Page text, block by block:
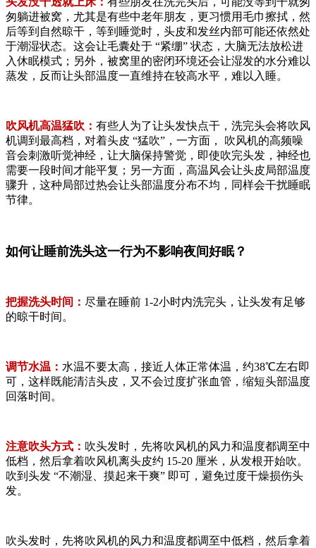
匆躺进被窝，尤其是有些中老年朋友，更习惯用毛巾擦拭，然
后等到自然晾干，等到睡觉时，头皮和发丝内部可能还依然处
于潮湿状态。这会让毛囊处于 “紧绷” 状态，大脑无法放松进
入休眠模式；另外，被窝里的密闭环境还会让湿发的水分难以
蒸发，反而让头部温度一直维持在较高水平，难以入睡。
吹风机高温猛吹： 有些人为了让头发快点干，洗完头会将吹风
机调到最高档，对着头皮 “猛吹”，一方面， 吹风机的高频噪
音会刺激听觉神经，让大脑保持警觉，即使吹完头发，神经也
需要一段时间才能平复；另一方面，高温风会让头皮局部温度
骤升，这种局部过热会让头部温度分布不均，同样会干扰睡眠
节律。
如何让睡前洗头这一行为不影响夜间好眠？
把握洗头时间： 尽量在睡前 1-2小时内洗完头，让头发有足够
的晾干时间。
调节水温： 水温不要太高，接近人体正常体温，约38℃左右即
可，这样既能清洁头皮，又不会过度扩张血管，缩短头部温度
回落时间。
注意吹头方式： 吹头发时，先将吹风机的风力和温度都调至中
低档，然后拿着吹风机离头皮约 15-20 厘米，从发根开始吹。
吹到头发 “不潮湿、摸起来干爽” 即可，避免过度干燥损伤头
发。
吹头发时，先将吹风机的风力和温度都调至中低档，然后拿着